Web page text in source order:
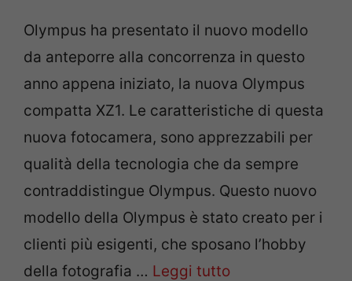
Olympus ha presentato il nuovo modello
da anteporre alla concorrenza in questo
anno appena iniziato, la nuova Olympus
compatta XZ1. Le caratteristiche di questa
nuova fotocamera, sono apprezzabili per
qualità della tecnologia che da sempre
contraddistingue Olympus. Questo nuovo
modello della Olympus è stato creato per i
clienti più esigenti, che sposano l’hobby
della fotografia … Leggi tutto